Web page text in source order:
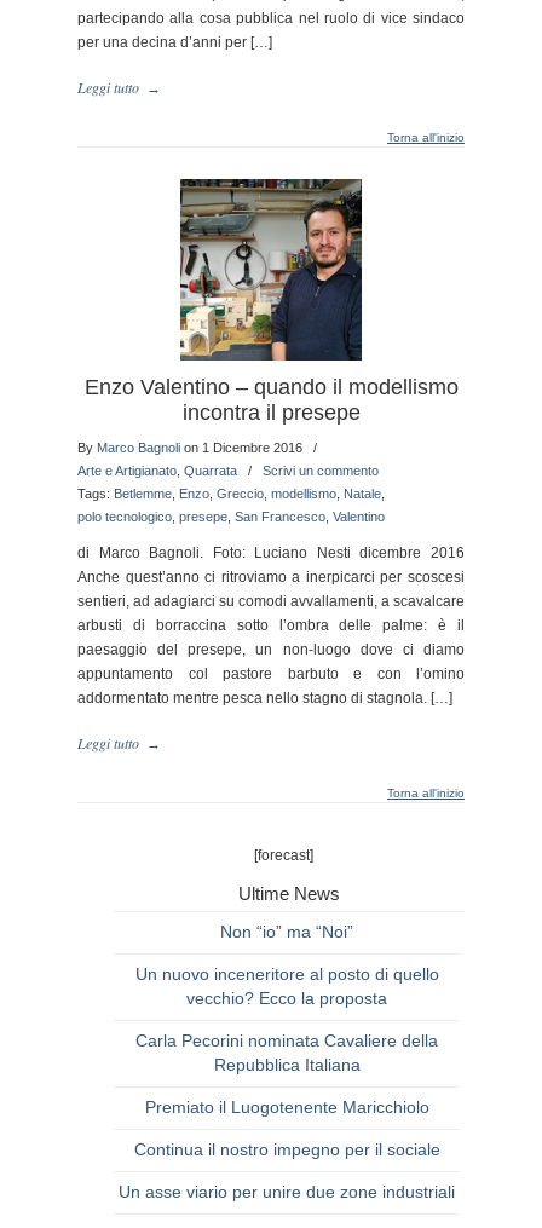
partecipando alla cosa pubblica nel ruolo di vice sindaco
per una decina d’anni per […]
Leggi tutto →
Torna all'inizio
Enzo Valentino – quando il modellismo
incontra il presepe
By Marco Bagnoli on 1 Dicembre 2016
/
Arte e Artigianato Quarrata / Scrivi un commento
Tags: Betlemme Enzo Greccio modellismo Natale
polo tecnologico presepe San Francesco Valentino
di Marco Bagnoli. Foto: Luciano Nesti dicembre 2016
Anche quest’anno ci ritroviamo a inerpicarci per scoscesi
sentieri, ad adagiarci su comodi avvallamenti, a scavalcare
arbusti di borraccina sotto l’ombra delle palme: è il
paesaggio del presepe, un non-luogo dove ci diamo
appuntamento col pastore barbuto e con l’omino
addormentato mentre pesca nello stagno di stagnola. […]
Leggi tutto →
Torna all'inizio
[forecast]
Ultime News
Non “io” ma “Noi”
Un nuovo inceneritore al posto di quello
vecchio? Ecco la proposta
Carla Pecorini nominata Cavaliere della
Repubblica Italiana
Premiato il Luogotenente Maricchiolo
Continua il nostro impegno per il sociale
Un asse viario per unire due zone industriali